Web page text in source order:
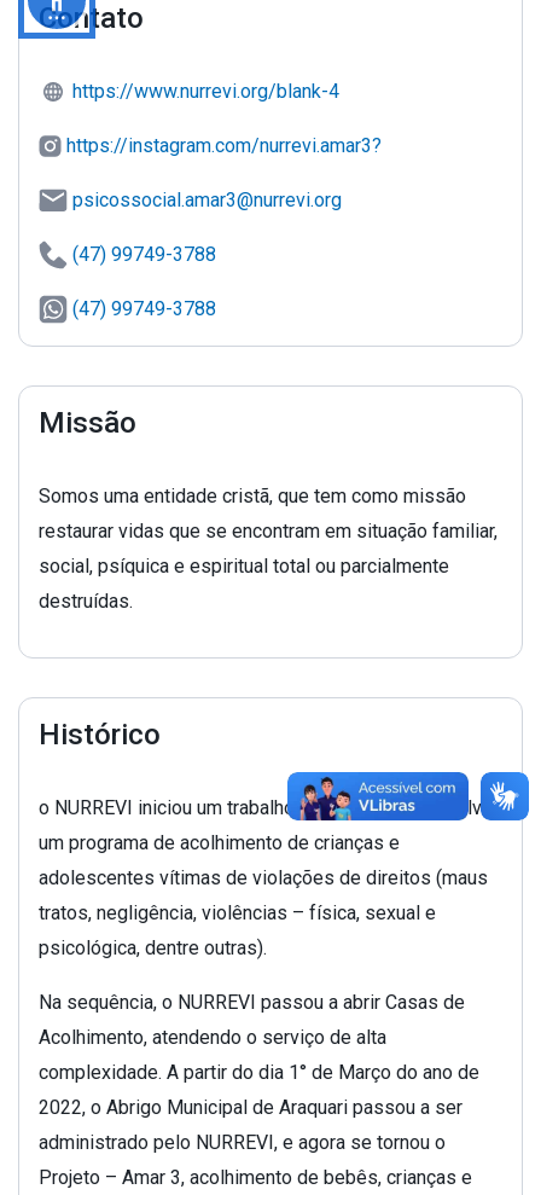
Contato
https://www.nurrevi.org/blank-4
https://instagram.com/nurrevi.amar3?
psicossocial.amar3@nurrevi.org
(47) 99749-3788
(47) 99749-3788
Missão
Somos uma entidade cristã, que tem como missão
restaurar vidas que se encontram em situação familiar,
social, psíquica e espiritual total ou parcialmente
destruídas.
Histórico
o NURREVI iniciou um trabalho projetando desenvolver
um programa de acolhimento de crianças e
adolescentes vítimas de violações de direitos (maus
tratos, negligência, violências – física, sexual e
psicológica, dentre outras).
Na sequência, o NURREVI passou a abrir Casas de
Acolhimento, atendendo o serviço de alta
complexidade. A partir do dia 1° de Março do ano de
2022, o Abrigo Municipal de Araquari passou a ser
administrado pelo NURREVI, e agora se tornou o
Projeto – Amar 3, acolhimento de bebês, crianças e